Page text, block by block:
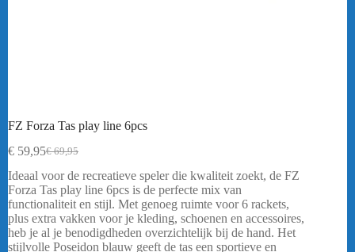
FZ Forza Tas play line 6pcs
€69,95
Oorspronkelijke
prijs
was:
€ 69,95.
€ 59,95Huidige
prijs
is:
€ 59,95.
Ideaal voor de recreatieve speler die kwaliteit zoekt, de FZ
Forza Tas play line 6pcs is de perfecte mix van
functionaliteit en stijl. Met genoeg ruimte voor 6 rackets,
plus extra vakken voor je kleding, schoenen en accessoires,
heb je al je benodigdheden overzichtelijk bij de hand. Het
stijlvolle Poseidon blauw geeft de tas een sportieve en